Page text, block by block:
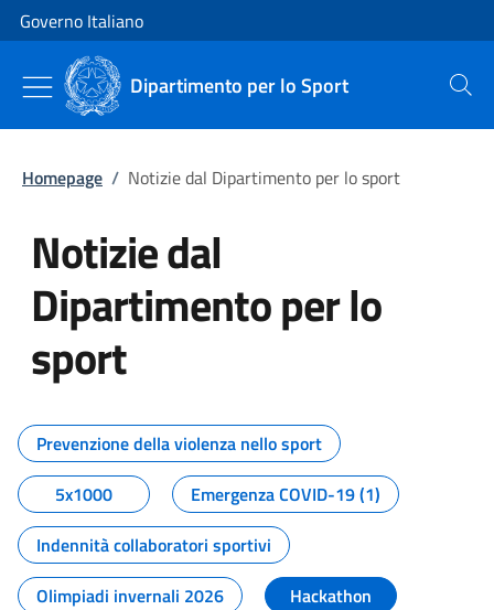
Vai al contenuto
Vai alla navigazione del sito
Governo Italiano
Dipartimento per lo Sport Cerca
Homepage / Notizie dal Dipartimento per lo sport
Notizie dal
Dipartimento per lo
sport
Tutti i contenuti della pagina
Prevenzione della violenza nello sport
5x1000
Emergenza COVID-19 (1)
Indennità collaboratori sportivi
Olimpiadi invernali 2026
Hackathon